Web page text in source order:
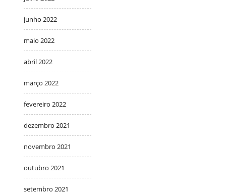
junho 2022
maio 2022
abril 2022
março 2022
fevereiro 2022
dezembro 2021
novembro 2021
outubro 2021
setembro 2021